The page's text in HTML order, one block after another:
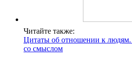
Читайте также:
Цитаты об отношении к
со смыслом